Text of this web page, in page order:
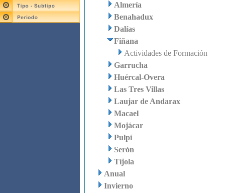
Almería
Benahadux
Dalías
Fiñana
Actividades de Formación
Garrucha
Huércal-Overa
Las Tres Villas
Laujar de Andarax
Macael
Mojácar
Pulpí
Serón
Tíjola
Anual
Invierno